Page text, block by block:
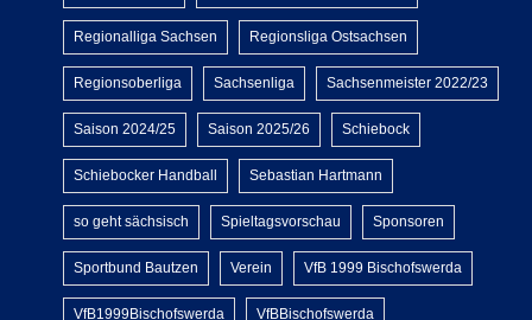
Regionalliga Sachsen Regionsliga Ostsachsen
Regionsoberliga Sachsenliga Sachsenmeister 2022/23
Saison 2024/25 Saison 2025/26 Schiebock
Schiebocker Handball Sebastian Hartmann
so geht sächsisch Spieltagsvorschau Sponsoren
Sportbund Bautzen Verein VfB 1999 Bischofswerda
VfB1999Bischofswerda VfBBischofswerda